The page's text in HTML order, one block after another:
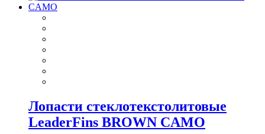
Лопасти стеклотекстолитовые
LeaderFins BROWN CAMO